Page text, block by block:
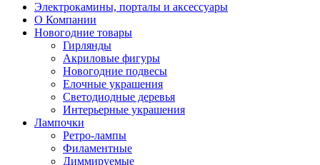
Электрокамины, порталы и аксессуары
О Компании
Новогодние товары
Гирлянды
Акриловые фигуры
Новогодние подвесы
Елочные украшения
Светодиодные деревья
Интерьерные украшения
Лампочки
Ретро-лампы
Филаментные
Диммируемые